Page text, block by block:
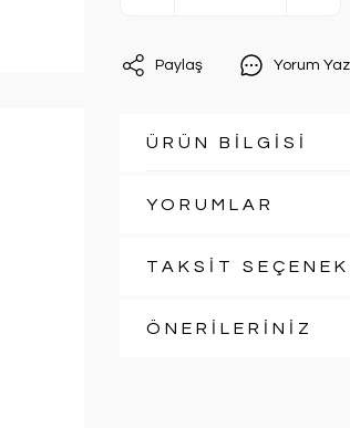
Paylaş Yorum Yaz
ÜRÜN BİLGİSİ
YORUMLAR
TAKSİT
ÖNERİLERİNİZ